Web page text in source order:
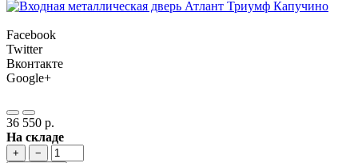
Facebook
Twitter
Вконтакте
Google+
36 550 р.
На складе
+
−